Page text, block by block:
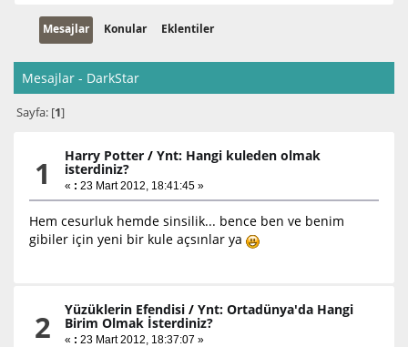
Mesajlar Konular Eklentiler
Mesajlar - DarkStar
Sayfa: [1]
1 Harry Potter /Ynt: Hangi kuleden olmak
isterdiniz?
« : 23 Mart 2012, 18:41:45 »
Hem cesurluk hemde sinsilik... bence ben ve benim
gibiler için yeni bir kule açsınlar ya
2 Yüzüklerin Efendisi /Ynt: Ortadünya'da Hangi
Birim Olmak İsterdiniz?
« : 23 Mart 2012, 18:37:07 »